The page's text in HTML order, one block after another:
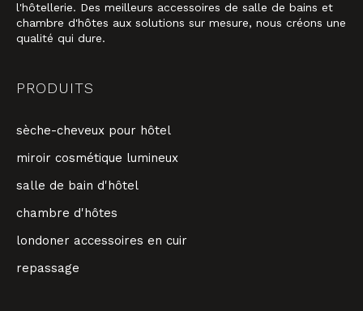
l'hôtellerie. Des meilleurs accessoires de salle de bains et
chambre d'hôtes aux solutions sur mesure, nous créons une
qualité qui dure.
PRODUITS
sèche-cheveux pour hôtel
miroir cosmétique lumineux
salle de bain d'hôtel
chambre d'hôtes
londoner accessoires en cuir
repassage